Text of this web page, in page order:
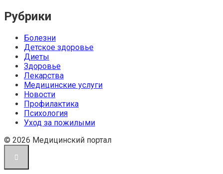
Рубрики
Болезни
Детское здоровье
Диеты
Здоровье
Лекарства
Медицинские услуги
Новости
Профилактика
Психология
Уход за пожилыми
© 2026 Медицинский портал